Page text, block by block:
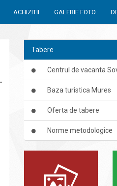
ACHIZITII GALERIE FOTO
Tabere
Centrul de vacanta
Baza turistica Mures
Oferta de tabere
Norme metodologice